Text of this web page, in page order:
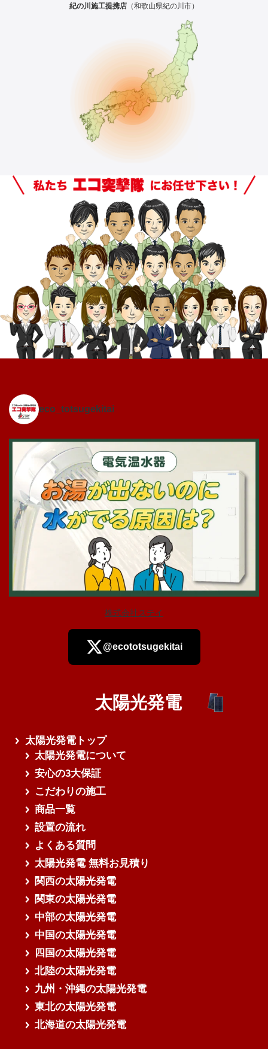
紀の川施工提携店 （和歌山県紀の川市）
eco_totsugekitai
さらに読み込む
株式会社ステイ
@ecototsugekitai
太陽光発電
太陽光発電トップ
太陽光発電について
安心の3大保証
こだわりの施工
商品一覧
設置の流れ
よくある質問
太陽光発電 無料お見積り
関西の太陽光発電
関東の太陽光発電
中部の太陽光発電
中国の太陽光発電
四国の太陽光発電
北陸の太陽光発電
九州・沖縄の太陽光発電
東北の太陽光発電
北海道の太陽光発電